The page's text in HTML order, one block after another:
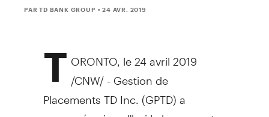
PAR TD BANK GROUP • 24 AVR. 2019
T ORONTO , le 24 avril 2019
/CNW/ - Gestion de
Placements TD Inc. (GPTD) a